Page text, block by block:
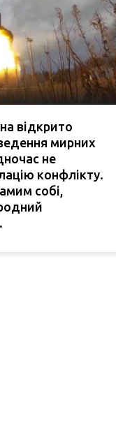
відкрито
мирних
не
конфлікту.
собі,